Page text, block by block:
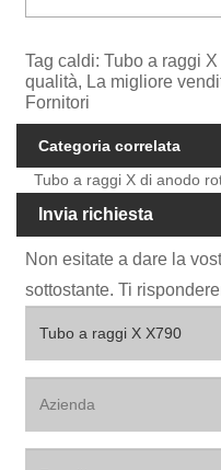
Tag caldi: Tubo a raggi
qualità, La migliore
Fornitori
Categoria correlata
Tubo a raggi X di anodo
Invia richiesta
Non esitate a dare la
sottostante. Ti